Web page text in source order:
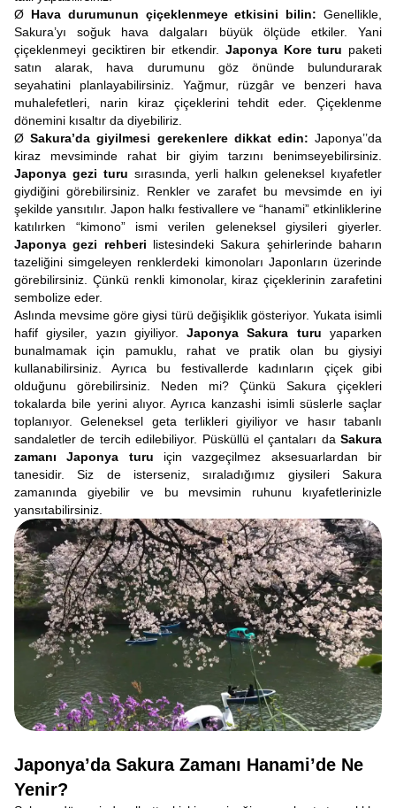
Ø Hava durumunun çiçeklenmeye etkisini bilin:Genellikle,
Sakura’yı soğuk hava dalgaları büyük ölçüde etkiler. Yani
çiçeklenmeyi geciktiren bir etkendir. Japonya Kore turu paketi
satın alarak, hava durumunu göz önünde bulundurarak
seyahatini planlayabilirsiniz. Yağmur, rüzgâr ve benzeri hava
muhalefetleri, narin kiraz çiçeklerini tehdit eder. Çiçeklenme
dönemini kısaltır da diyebiliriz.
ØSakura’da giyilmesi gerekenlere dikkat edin:Japonya’’da
kiraz mevsiminde rahat bir giyim tarzını benimseyebilirsiniz.
Japonya gezi turu sırasında, yerli halkın geleneksel kıyafetler
giydiğini görebilirsiniz. Renkler ve zarafet bu mevsimde en iyi
şekilde yansıtılır. Japon halkı festivallere ve “hanami” etkinliklerine
katılırken “kimono” ismi verilen geleneksel giysileri giyerler.
Japonya gezi rehberi listesindeki Sakura şehirlerinde baharın
tazeliğini simgeleyen renklerdeki kimonoları Japonların üzerinde
görebilirsiniz. Çünkü renkli kimonolar, kiraz çiçeklerinin zarafetini
sembolize eder.
Aslında mevsime göre giysi türü değişiklik gösteriyor. Yukata isimli
hafif giysiler, yazın giyiliyor.Japonya Sakura turuyaparken
bunalmamak için pamuklu, rahat ve pratik olan bu giysiyi
kullanabilirsiniz. Ayrıca bu festivallerde kadınların çiçek gibi
olduğunu görebilirsiniz. Neden mi? Çünkü Sakura çiçekleri
tokalarda bile yerini alıyor. Ayrıca kanzashi isimli süslerle saçlar
toplanıyor. Geleneksel geta terlikleri giyiliyor ve hasır tabanlı
sandaletler de tercih edilebiliyor. Püsküllü el çantaları da Sakura
zamanı Japonya turu için vazgeçilmez aksesuarlardan bir
tanesidir. Siz de isterseniz, sıraladığımız giysileri Sakura
zamanında giyebilir ve bu mevsimin ruhunu kıyafetlerinizle
yansıtabilirsiniz.
Japonya’da Sakura Zamanı Hanami’de Ne
Yenir?